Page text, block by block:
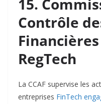
15.
Contrôle
Financières
RegTech
La CCAF supervise les
entreprises FinTech